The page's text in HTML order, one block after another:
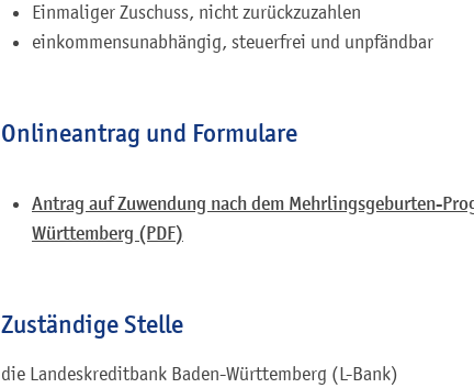
Einmaliger Zuschuss, nicht zurückzuzahlen
einkommensunabhängig, steuerfrei und unpfändbar
Onlineantrag und Formulare
Antrag auf Zuwendung nach dem Mehrlingsgeburten-
Württemberg (PDF)
Zuständige Stelle
die Landeskreditbank Baden-Württemberg (L-Bank)